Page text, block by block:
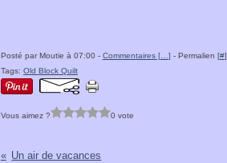
Posté par Moutie à 07:00 - Commentaires [… ] - Permalien [#]
Tags: Old Block Quilt
Vous aimez ? 0 vote
Un air de vacances